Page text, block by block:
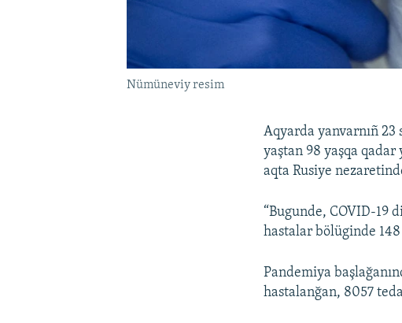
Nümüneviy resim
Aqyarda yanvarnıñ 23
yaştan 98 yaşqa qadar
aqta Rusiye
“Bugunde, COVID-19
hastalar bölüginde
Pandemiya
hastalanğan, 8057